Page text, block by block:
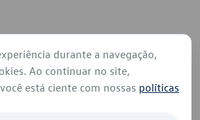
durante a navegação,
Ao continuar no site,
está ciente com nossas políticas